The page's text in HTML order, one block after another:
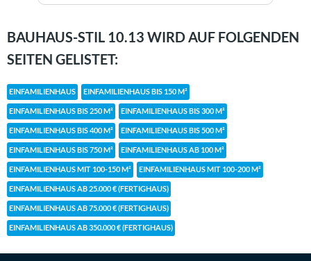
BAUHAUS-STIL 10.13 WIRD AUF FOLGENDEN
SEITEN GELISTET:
EINFAMILIENHAUS EINFAMILIENHAUS BIS 150 M²
EINFAMILIENHAUS BIS 250 M² EINFAMILIENHAUS BIS 300 M²
EINFAMILIENHAUS BIS 400 M² EINFAMILIENHAUS BIS 500 M²
EINFAMILIENHAUS BIS 750 M² EINFAMILIENHAUS AB 100 M²
EINFAMILIENHAUS MIT 100-150 M² EINFAMILIENHAUS MIT 100-200 M²
EINFAMILIENHAUS AB 25.000 € (FERTIGHAUS)
EINFAMILIENHAUS AB 75.000 € (FERTIGHAUS)
EINFAMILIENHAUS AB 350.000 € (FERTIGHAUS)